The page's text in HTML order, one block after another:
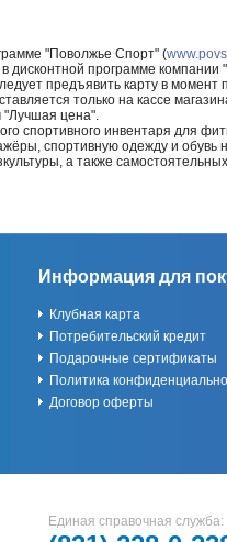
"Поволжье Спорт" (
дисконтной программе
предъявить карту в
только на кассе
"Лучшая цена".
спортивного инвентаря для
спортивную одежду и
а также
Информация для
Клубная карта
Потребительский кредит
Подарочные сертификаты
Политика
Договор оферты
Единая справочная служба: